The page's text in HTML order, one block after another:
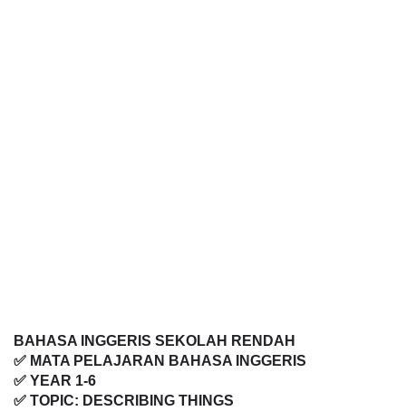
BAHASA INGGERIS SEKOLAH RENDAH
✅ MATA PELAJARAN BAHASA INGGERIS
✅ YEAR 1-6
✅ TOPIC: DESCRIBING THINGS